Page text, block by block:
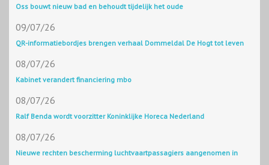
Oss bouwt nieuw bad en behoudt tijdelijk het oude
09/07/26
QR-informatiebordjes brengen verhaal Dommeldal De Hogt tot leven
08/07/26
Kabinet verandert financiering mbo
08/07/26
Ralf Benda wordt voorzitter Koninklijke Horeca Nederland
08/07/26
Nieuwe rechten bescherming luchtvaartpassagiers aangenomen in